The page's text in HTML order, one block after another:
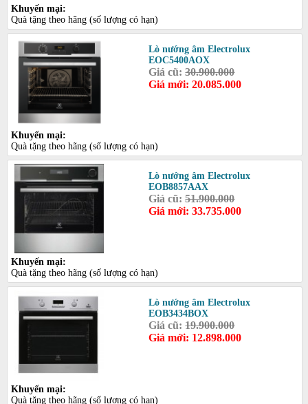
Khuyến mại:
Quà tặng theo hãng (số lượng có hạn)
Lò nướng âm Electrolux
EOC5400AOX
Giá cũ:30.900.000
Giá mới: 20.085.000
Khuyến mại:
Quà tặng theo hãng (số lượng có hạn)
Lò nướng âm Electrolux
EOB8857AAX
Giá cũ:51.900.000
Giá mới: 33.735.000
Khuyến mại:
Quà tặng theo hãng (số lượng có hạn)
Lò nướng âm Electrolux
EOB3434BOX
Giá cũ:19.900.000
Giá mới: 12.898.000
Khuyến mại:
Quà tặng theo hãng (số lượng có hạn)